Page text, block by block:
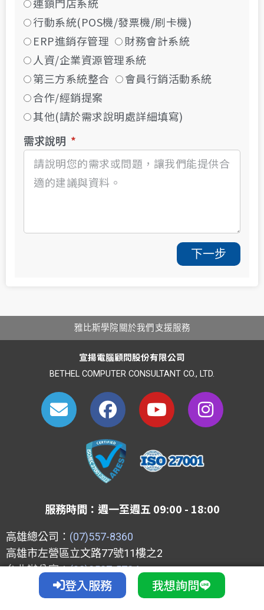
行動系統(POS機/發票機/刷卡機)
ERP進銷存管理
財務會計系統
人資/企業資源管理系統
第三方系統整合
會員行銷活動系統
合作/經銷提案
其他(請於需求說明處詳細填寫)
需求說明
下一步
雅比斯學院關於我們支援服務
宣揚電腦顧問股份有限公司
BETHEL COMPUTER CONSULTANT CO., LTD.
E
n
v
p
F
a
c
e
b
o
o
Y
o
u
t
u
e
I
n
s
r
服務時間：週一至週五 09:00 - 18:00
高雄總公司： (07)557-8360
高雄市左營區立文路77號11樓之2
台北辦公室：(02)2537-5724
台北市中山區中山北路二段112號5樓之5
台中辦公室：(04)2265-1869
登入服務 我想詢問